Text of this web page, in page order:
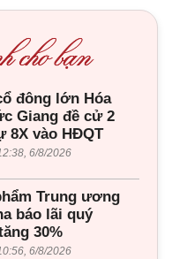
đông lớn Hóa
Giang đề cử 2
8X vào HĐQT
6/8/2026
Trung ương
báo lãi quý
tăng 30%
6/8/2026